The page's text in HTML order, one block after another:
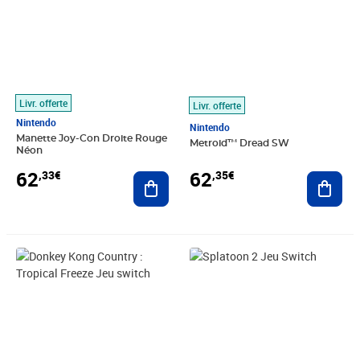
Livr. offerte
Nintendo
Manette Joy-Con Droite Rouge
Néon
62,33€ Ajouter au panier
Livr. offerte
Nintendo
Metroid™ Dread SW
62,35€
Prix 63,26€ Prix 63,90€